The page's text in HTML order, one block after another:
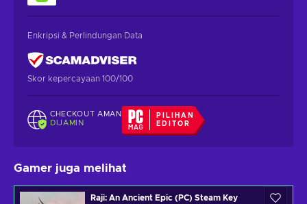
Enkripsi & Perlindungan Data
Skor kepercayaan 100/100
CHECKOUT AMAN
DIJAMIN
PILIHAN
EDITOR
Gamer juga melihat
Raji: An Ancient Epic (PC) Steam Key